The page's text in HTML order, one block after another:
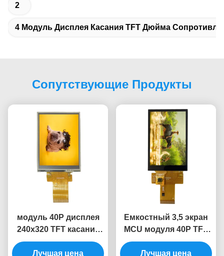
2
4 Модуль Дисплея Касания TFT Дюйма
Сопутствующие Продукты
модуль 40P дисплея
240x320 TFT касание
ST7789 Tft Lcd 3,2
дюймов
Лучшая цена
Емкостный 3,5 экран
MCU модуля 40P TFT
LCD экрана дисплея
цвета Tft дюйма
Лучшая цена